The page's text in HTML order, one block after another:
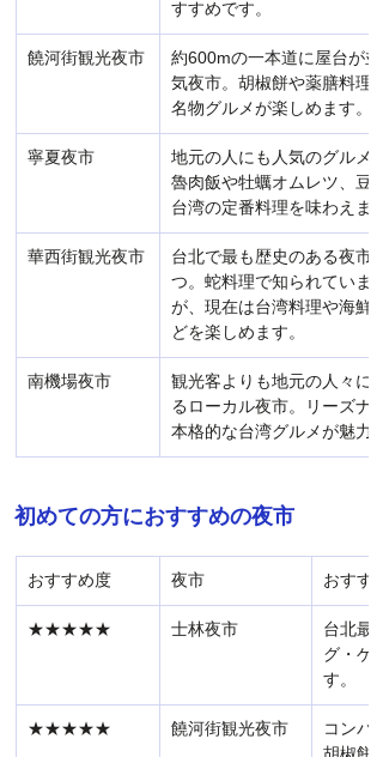
すすめです。
饒河街観光夜市
約600mの一本道に屋台が並
気夜市。胡椒餅や薬膳料理
名物グルメが楽しめます。
寧夏夜市
地元の人にも人気のグルメ
魯肉飯や牡蠣オムレツ、豆
台湾の定番料理を味わえま
華西街観光夜市
台北で最も歴史のある夜市
つ。蛇料理で知られていま
が、現在は台湾料理や海鮮
どを楽しめます。
南機場夜市
観光客よりも地元の人々に
るローカル夜市。リーズナ
本格的な台湾グルメが魅力
初めての方におすすめの夜市
おすすめ度 夜市 おすす
★★★★★ 士林夜市
台北最
グ・ゲ
す。
★★★★★ 饒河街観光夜市
コンパ